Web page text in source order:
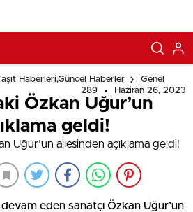
Haberleri,Güncel Haberler
Genel
289
Haziran 26, 2023
Özkan Uğur’un
geldi!
eden sanatçı Özkan Uğur’un